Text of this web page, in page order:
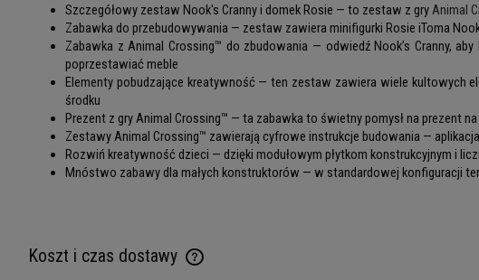
Szczegółowy zestaw Nook's Cranny i domek Rosie — to zestaw z gryAnimal
Zabawka do przebudowywania — zestaw zawiera minifigurki Rosie iToma
Zabawka z Animal Crossing™ do zbudowania — odwiedź Nook’s Cranny,
poprzestawiać meble
Elementy pobudzające kreatywność — ten zestaw zawiera wiele kultowych
środku
Prezent z gry Animal Crossing™ — ta zabawka to świetny pomysł na prezent
Zestawy Animal Crossing™ zawierają cyfrowe instrukcje budowania —
Rozwiń kreatywność dzieci — dzięki modułowym płytkom konstrukcyjnym i
Mnóstwo zabawy dla małych konstruktorów — w standardowej konfiguracji
Koszt i czas dostawy